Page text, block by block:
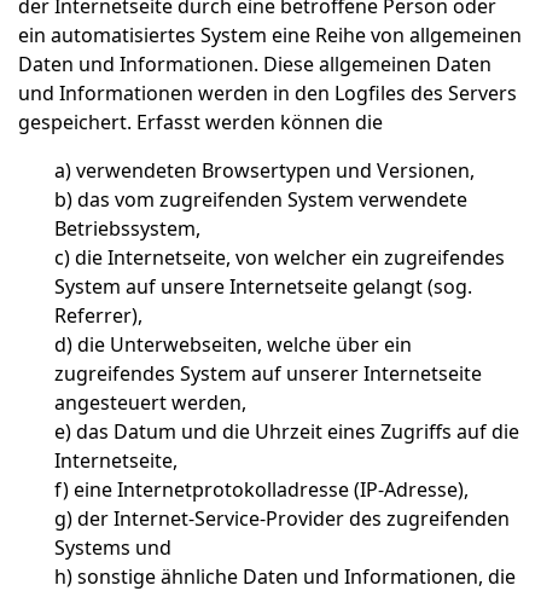
der Internetseite durch eine betroffene Person oder
ein automatisiertes System eine Reihe von allgemeinen
Daten und Informationen. Diese allgemeinen Daten
und Informationen werden in den Logfiles des Servers
gespeichert. Erfasst werden können die
a)verwendeten Browsertypen und Versionen,
b)das vom zugreifenden System verwendete
Betriebssystem,
c)die Internetseite, von welcher ein zugreifendes
System auf unsere Internetseite gelangt (sog.
Referrer),
d)die Unterwebseiten, welche über ein
zugreifendes System auf unserer Internetseite
angesteuert werden,
e)das Datum und die Uhrzeit eines Zugriffs auf die
Internetseite,
f)eine Internetprotokolladresse (IP-Adresse),
g)der Internet-Service-Provider des zugreifenden
Systems und
h)sonstige ähnliche Daten und Informationen, die